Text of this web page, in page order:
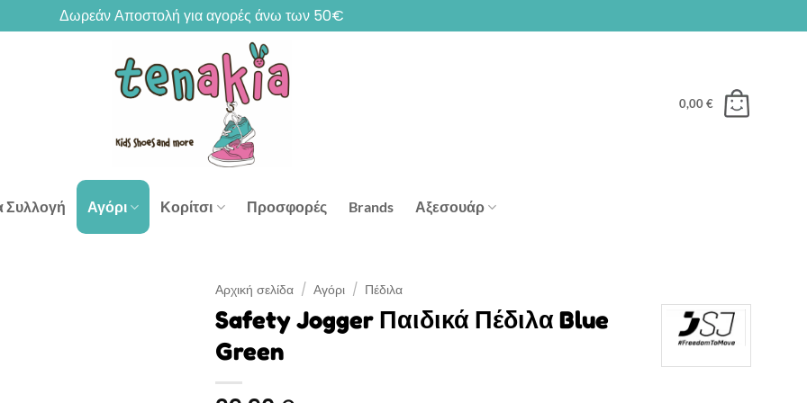
Δωρεάν Αποστολή για αγορές άνω των 50€
0,00€
Συλλογή Αγόρι Κορίτσι Προσφορές Brands Αξεσουάρ
Αρχική σελίδα / Αγόρι / Πέδιλα
Safety Jogger Παιδικά Πέδιλα Blue
Green